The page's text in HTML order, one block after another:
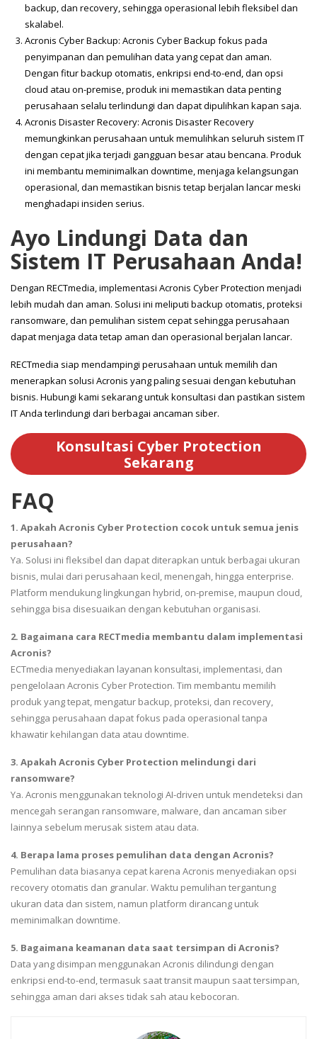
backup, dan recovery, sehingga operasional lebih fleksibel dan
skalabel.
Acronis Cyber Backup: Acronis Cyber Backup fokus pada
penyimpanan dan pemulihan data yang cepat dan aman.
Dengan fitur backup otomatis, enkripsi end-to-end, dan opsi
cloud atau on-premise, produk ini memastikan data penting
perusahaan selalu terlindungi dan dapat dipulihkan kapan saja.
Acronis Disaster Recovery: Acronis Disaster Recovery
memungkinkan perusahaan untuk memulihkan seluruh sistem IT
dengan cepat jika terjadi gangguan besar atau bencana. Produk
ini membantu meminimalkan downtime, menjaga kelangsungan
operasional, dan memastikan bisnis tetap berjalan lancar meski
menghadapi insiden serius.
Ayo Lindungi Data dan
Sistem IT Perusahaan Anda!
Dengan RECTmedia, implementasi Acronis Cyber Protection menjadi
lebih mudah dan aman. Solusi ini meliputi backup otomatis, proteksi
ransomware, dan pemulihan sistem cepat sehingga perusahaan
dapat menjaga data tetap aman dan operasional berjalan lancar.
RECTmedia siap mendampingi perusahaan untuk memilih dan
menerapkan solusi Acronis yang paling sesuai dengan kebutuhan
bisnis. Hubungi kami sekarang untuk konsultasi dan pastikan sistem
IT Anda terlindungi dari berbagai ancaman siber.
Konsultasi Cyber Protection
Sekarang
FAQ
1. Apakah Acronis Cyber Protection cocok untuk semua jenis
perusahaan?
Ya. Solusi ini fleksibel dan dapat diterapkan untuk berbagai ukuran
bisnis, mulai dari perusahaan kecil, menengah, hingga enterprise.
Platform mendukung lingkungan hybrid, on-premise, maupun cloud,
sehingga bisa disesuaikan dengan kebutuhan organisasi.
2. Bagaimana cara RECTmedia membantu dalam implementasi
Acronis?
ECTmedia menyediakan layanan konsultasi, implementasi, dan
pengelolaan Acronis Cyber Protection. Tim membantu memilih
produk yang tepat, mengatur backup, proteksi, dan recovery,
sehingga perusahaan dapat fokus pada operasional tanpa
khawatir kehilangan data atau downtime.
3. Apakah Acronis Cyber Protection melindungi dari
ransomware?
Ya. Acronis menggunakan teknologi AI-driven untuk mendeteksi dan
mencegah serangan ransomware, malware, dan ancaman siber
lainnya sebelum merusak sistem atau data.
4. Berapa lama proses pemulihan data dengan Acronis?
Pemulihan data biasanya cepat karena Acronis menyediakan opsi
recovery otomatis dan granular. Waktu pemulihan tergantung
ukuran data dan sistem, namun platform dirancang untuk
meminimalkan downtime.
5. Bagaimana keamanan data saat tersimpan di Acronis?
Data yang disimpan menggunakan Acronis dilindungi dengan
enkripsi end-to-end, termasuk saat transit maupun saat tersimpan,
sehingga aman dari akses tidak sah atau kebocoran.